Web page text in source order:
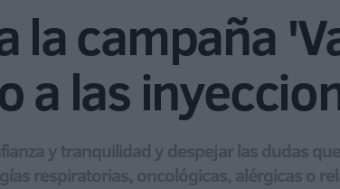
la campaña
a las
y tranquilidad y despejar las dudas
respiratorias, oncológicas, alérgicas o